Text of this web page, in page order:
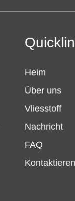
Heim
Über uns
Vliesstoff
Nachricht
FAQ